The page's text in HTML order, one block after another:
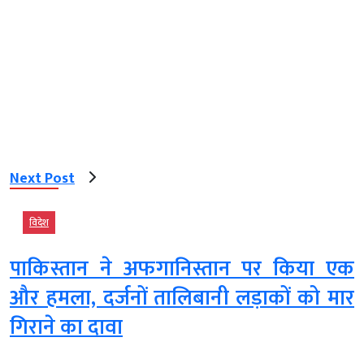
Next Post
विदेश
पाकिस्तान ने अफगानिस्तान पर किया एक
और हमला, दर्जनों तालिबानी लड़ाकों को मार
गिराने का दावा